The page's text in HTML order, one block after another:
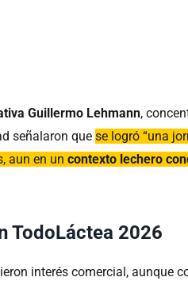
Guillermo Lehmann,
señalaron quese logró “una
aun en uncontexto lechero
TodoLáctea 2026
interés comercial, aunque